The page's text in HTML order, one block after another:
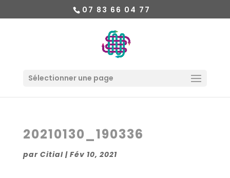
07 83 66 04 77
Sélectionner une page
20210130_190336
par Citial| Fév 10, 2021